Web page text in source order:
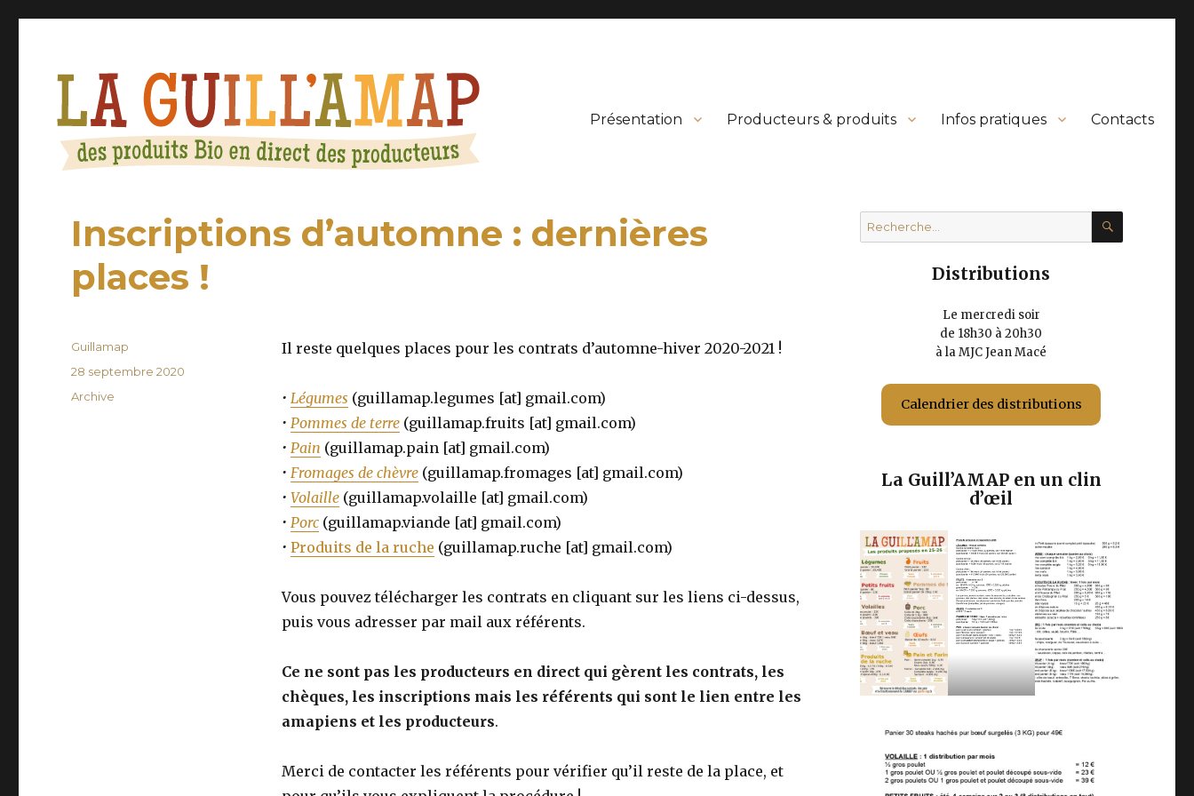
Présentation Producteurs & produits Infos pratiques Contacts
Inscriptions d’automne : dernières
places !
Il reste quelques places pour les contrats d’automne-hiver 2020-2021 !
• Légumes (guillamap.legumes [at] gmail.com)
• Pommes de terre(guillamap.fruits [at] gmail.com)
• Pain (guillamap.pain [at] gmail.com)
• Fromages de chèvre (guillamap.fromages [at] gmail.com)
• Volaille(guillamap.volaille [at] gmail.com)
• Porc(guillamap.viande [at] gmail.com)
• Produits de la ruche (guillamap.ruche [at] gmail.com)
Vous pouvez télécharger les contrats en cliquant sur les liens ci-dessus,
puis vous adresser par mail aux référents.
Ce ne sont pas les producteurs en direct qui gèrent les contrats, les
chèques, les inscriptions mais les référents qui sont le lien entre les
amapiens et les producteurs.
Merci de contacter les référents pour vérifier qu’il reste de la place, et
Auteur
Guillamap
Publié
28 septembre 2020
Catégories
Archive
Recherche
pour :
Distributions
Le mercredi soir
de 18h30 à 20h30
à la MJC Jean Macé
Calendrier des distributions
La Guill’AMAP en un clin
d’œil